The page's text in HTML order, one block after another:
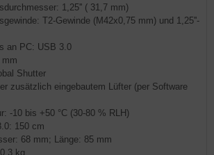
1,25'' ( 31,7 mm)
T2-Gewinde (M42x0,75 mm) und 1,25''-
an PC: USB 3.0
Shutter
zusätzlich eingebautem Lüfter (per Software
-10 bis +50 °C (30-80 % RLH)
150 cm
68 mm; Länge: 85 mm
kg